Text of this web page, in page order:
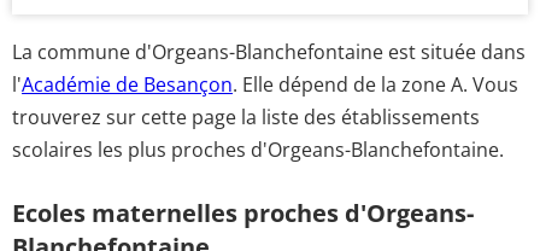
La commune d'Orgeans-Blanchefontaine est située dans
l'Académie de Besançon. Elle dépend de la zone A. Vous
trouverez sur cette page la liste des établissements
scolaires les plus proches d'Orgeans-Blanchefontaine.
Ecoles maternelles proches d'Orgeans-